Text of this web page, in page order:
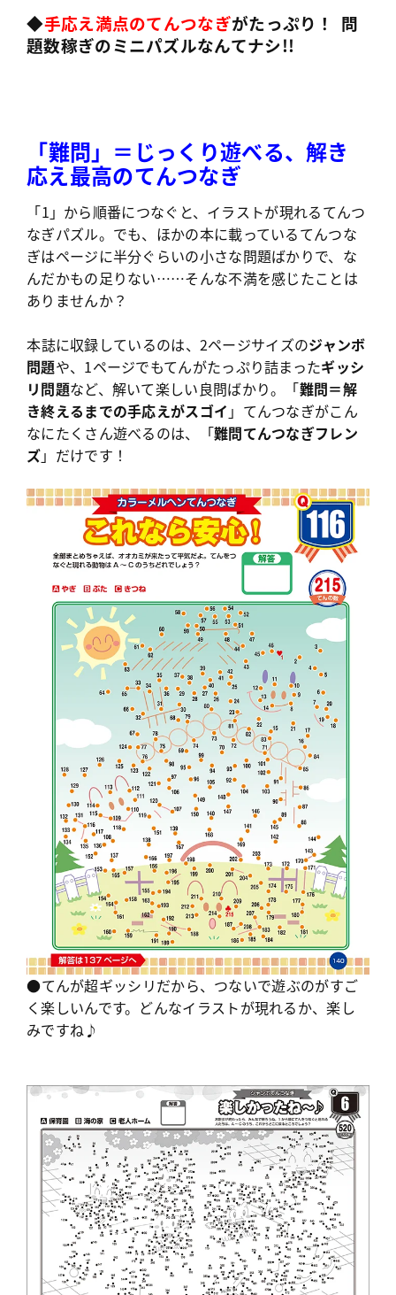
◆手応え満点のてんつなぎがたっぷり！ 問
題数稼ぎのミニパズルなんてナシ!!
「難問」＝じっくり遊べる、解き
応え最高のてんつなぎ
「1」から順番につなぐと、イラストが現れるてんつ
なぎパズル。でも、ほかの本に載っているてんつな
ぎはページに半分ぐらいの小さな問題ばかりで、な
んだかもの足りない……そんな不満を感じたことは
ありませんか？
本誌に収録しているのは、2ページサイズのジャンボ
問題や、1ページでもてんがたっぷり詰まったギッシ
リ問題など、解いて楽しい良問ばかり。「難問＝解
き終えるまでの手応えがスゴイ 」てんつなぎがこん
なにたくさん遊べるのは、「難問てんつなぎフレン
ズ」だけです！
●てんが超ギッシリだから、つないで遊ぶのがすご
く楽しいんです。どんなイラストが現れるか、楽し
みですね♪